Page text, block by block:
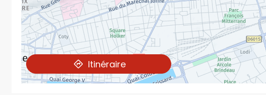
Itinéraire